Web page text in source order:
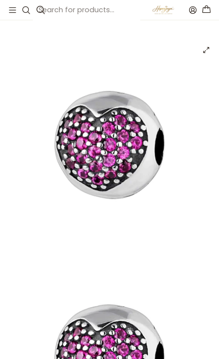
Inicio Catálogo Abalorio plata fucsia